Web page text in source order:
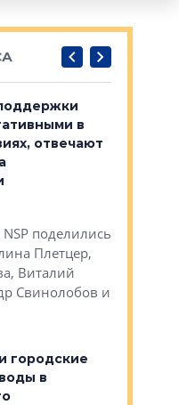
в
отвечают
поделились
Плетцер,
Виталий
Свинолобов и
городские
в